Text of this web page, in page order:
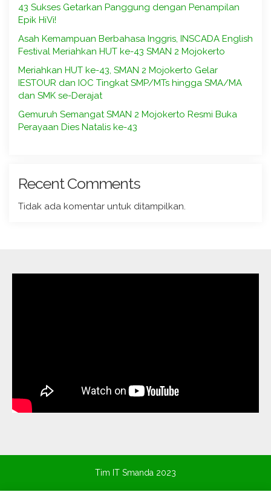
43 Sukses Getarkan Panggung dengan Penampilan
Epik HiVi!
Asah Kemampuan Berbahasa Inggris, INSCADA English
Festival Meriahkan HUT ke-43 SMAN 2 Mojokerto
Meriahkan HUT ke-43, SMAN 2 Mojokerto Gelar
IESTOUR dan IOC Tingkat SMP/MTs hingga SMA/MA
dan SMK se-Derajat
Gemuruh Semangat SMAN 2 Mojokerto Resmi Buka
Perayaan Dies Natalis ke-43
Recent Comments
Tidak ada komentar untuk ditampilkan.
Tim IT Smanda 2023